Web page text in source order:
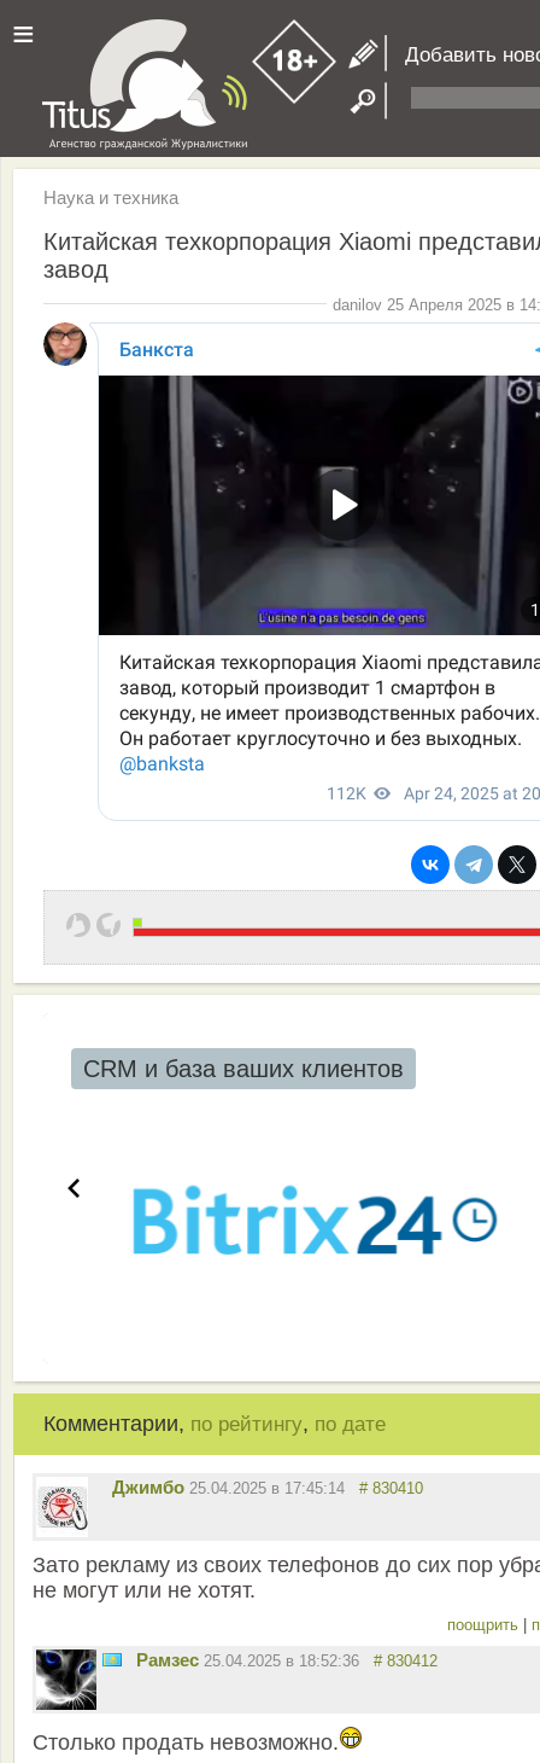
≡ Добавить
Наука и техника
Китайская техкорпорация Xiaomi
завод
danilov 25 Апреля 2025 в
CRM и база ваших клиентов
Комментарии, по рейтингу, по дате
Джимбо 25.04.2025 в 17:45:14 # 830410
Зато рекламу из своих телефонов до сих пор
не могут или не хотят.
поощрить
Рамзес 25.04.2025 в 18:52:36 # 830412
Столько продать невозможно.